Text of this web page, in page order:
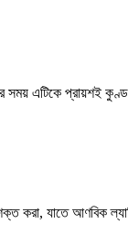
এটিকে প্রায়শই
করা, যাতে আণবিক